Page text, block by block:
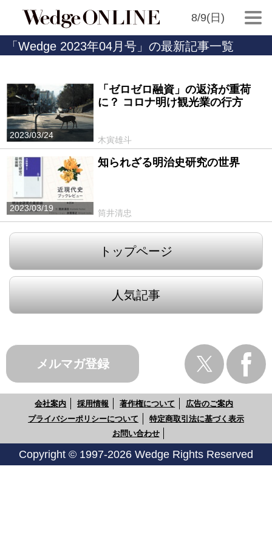
8/9(日)
「Wedge 2023年04月号」の最新記事一覧
2023/03/24
「ゼロゼロ融資」の返済が重荷
に？ コロナ明け観光業の行方
木寅雄斗
2023/03/19
知られざる明治史研究の世界
筒井清忠
トップページ
人気記事
メルマガ登録
会社案内 採用情報 著作権について
広告のご案内
プライバシーポリシーについて
特定商取引法に基づく表示
お問い合わせ
Copyright © 1997-2026 Wedge Rights Reserved